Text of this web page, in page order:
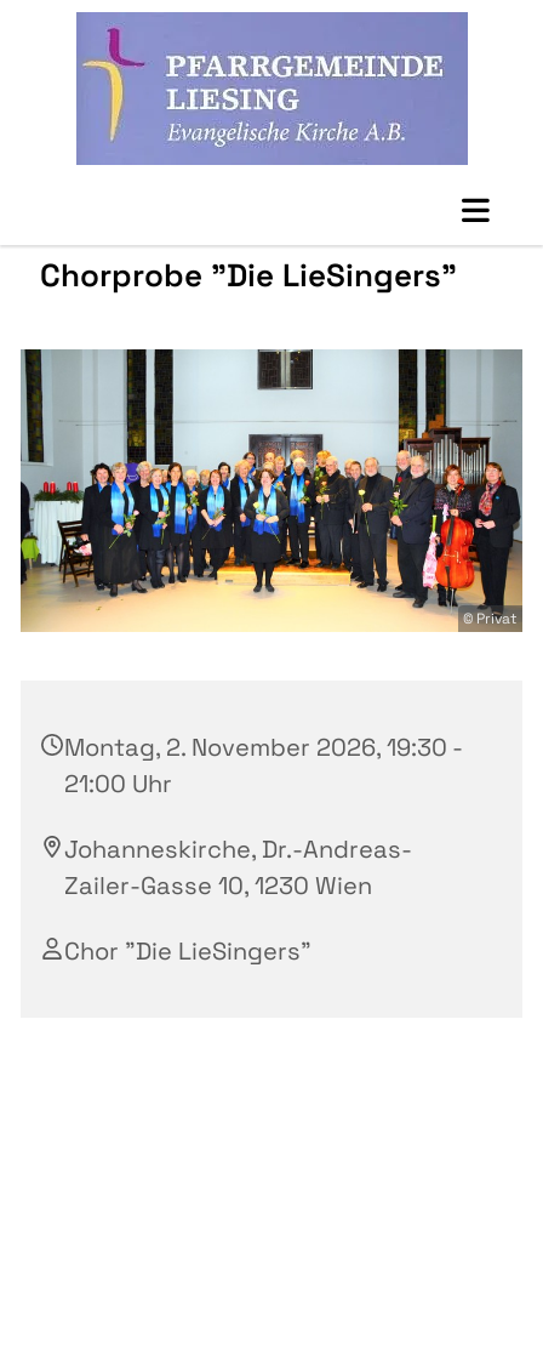
Chorprobe "Die LieSingers"
© Privat
Montag, 2. November 2026, 19:30 -
21:00 Uhr
Johanneskirche, Dr.-Andreas-
Zailer-Gasse 10, 1230 Wien
Chor "Die LieSingers"